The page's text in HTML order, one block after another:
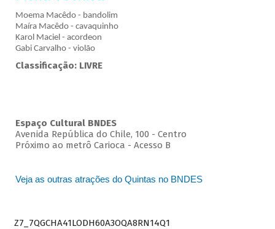
Moema Macêdo - bandolim
Maíra Macêdo - cavaquinho
Karol Maciel - acordeon
Gabi Carvalho - violão
Classificação: LIVRE
Espaço Cultural BNDES
Avenida República do Chile, 100 - Centro
Próximo ao metrô Carioca - Acesso B
Veja as outras atrações do Quintas no BNDES
Z7_7QGCHA41LODH60A3OQA8RN14Q1